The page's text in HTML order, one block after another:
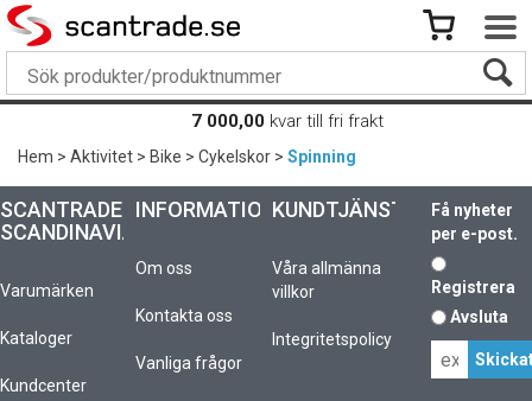
7 000,00 kvar till fri frakt
Hem>Aktivitet>Bike>Cykelskor>Spinning
SCANTRADE
SCANDINAVIA
Varumärken
Kataloger
Kundcenter
INFORMATION
Om oss
Kontakta oss
Vanliga frågor
KUNDTJÄNST
Våra allmänna
villkor
Integritetspolicy
Få nyheter
per e-post.
Registrera
Avsluta